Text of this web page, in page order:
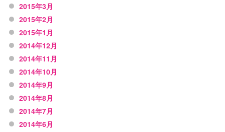
2015年3月
2015年2月
2015年1月
2014年12月
2014年11月
2014年10月
2014年9月
2014年8月
2014年7月
2014年6月